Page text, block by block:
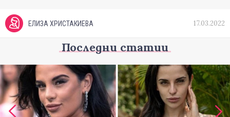
ЕЛИЗА ХРИСТАКИЕВА 17.03.2022
Последни статии